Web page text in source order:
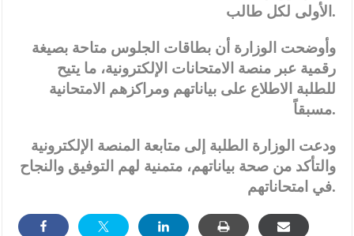
الأولى لكل طالب.
وأوضحت الوزارة أن بطاقات الجلوس متاحة بصيغة
رقمية عبر منصة الامتحانات الإلكترونية، ما يتيح
للطلبة الاطلاع على بياناتهم ومراكزهم الامتحانية
مسبقاً.
ودعت الوزارة الطلبة إلى متابعة المنصة الإلكترونية
والتأكد من صحة بياناتهم، متمنية لهم التوفيق والنجاح
في امتحاناتهم.